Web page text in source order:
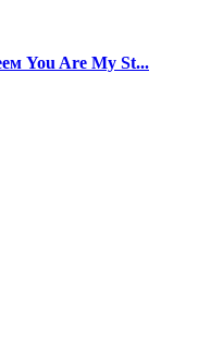
You Are My St...